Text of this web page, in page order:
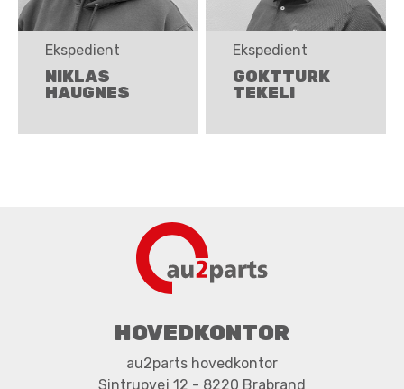
Ekspedient
NIKLAS
HAUGNES
Ekspedient
GOKTTURK
TEKELI
HOVEDKONTOR
au2parts hovedkontor
Sintrupvej 12 - 8220 Brabrand